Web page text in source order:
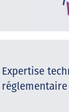
Expertise
réglementaire